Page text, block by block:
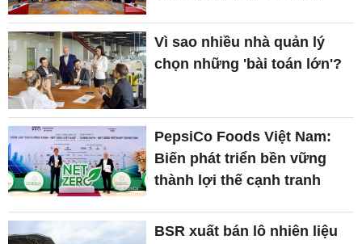
Vì sao nhiều nhà quản lý
chọn những 'bài toán lớn'?
PepsiCo Foods Việt Nam:
Biến phát triển bền vững
thành lợi thế cạnh tranh
BSR xuất bán lô nhiên liệu